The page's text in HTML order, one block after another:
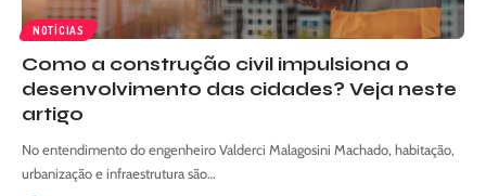
NOTÍCIAS
Como a construção civil impulsiona o
desenvolvimento das cidades? Veja neste
artigo
No entendimento do engenheiro Valderci Malagosini Machado, habitação,
urbanização e infraestrutura são…